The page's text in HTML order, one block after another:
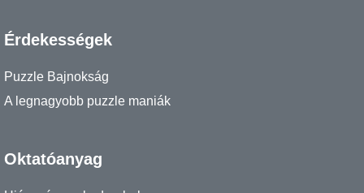
Érdekességek
Puzzle Bajnokság
A legnagyobb puzzle maniák
Oktatóanyag